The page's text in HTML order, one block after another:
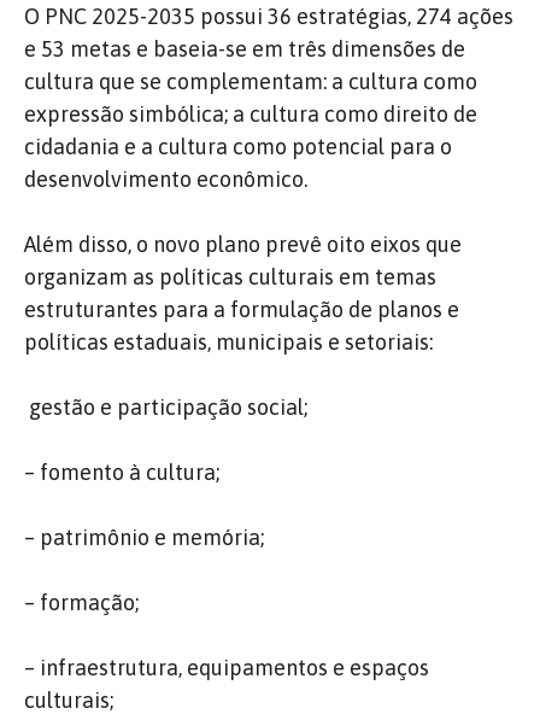
O PNC 2025-2035 possui 36 estratégias, 274 ações
e 53 metas e baseia-se em três dimensões de
cultura que se complementam: a cultura como
expressão simbólica; a cultura como direito de
cidadania e a cultura como potencial para o
desenvolvimento econômico.
Além disso, o novo plano prevê oito eixos que
organizam as políticas culturais em temas
estruturantes para a formulação de planos e
políticas estaduais, municipais e setoriais:
gestão e participação social;
– fomento à cultura;
– patrimônio e memória;
– formação;
– infraestrutura, equipamentos e espaços
culturais;